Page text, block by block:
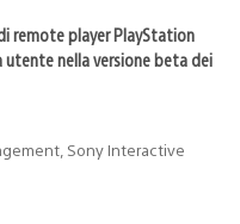
remote player PlayStation
utente nella versione beta dei
Sony Interactive